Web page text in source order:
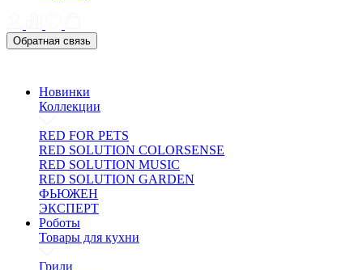
Обратная связь
Новинки
Коллекции
RED FOR PETS
RED SOLUTION COLORSENSE
RED SOLUTION MUSIC
RED SOLUTION GARDEN
ФЬЮЖЕН
ЭКСПЕРТ
Роботы
Товары для кухни
Грили